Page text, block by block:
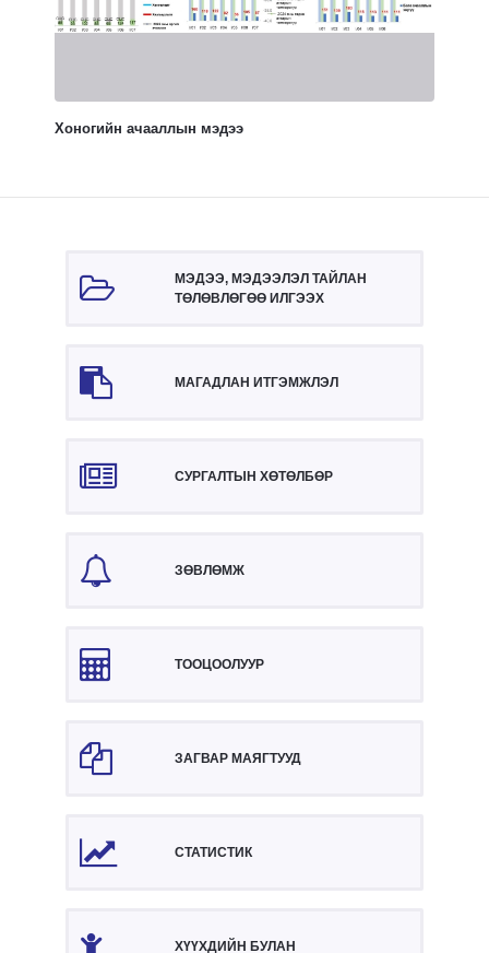
Хоногийн ачааллын мэдээ
МЭДЭЭ, МЭДЭЭЛЭЛ ТАЙЛАН
ТӨЛӨВЛӨГӨӨ ИЛГЭЭХ
МАГАДЛАН ИТГЭМЖЛЭЛ
СУРГАЛТЫН ХӨТӨЛБӨР
ЗӨВЛӨМЖ
ТООЦООЛУУР
ЗАГВАР МАЯГТУУД
СТАТИСТИК
ХҮҮХДИЙН БУЛАН